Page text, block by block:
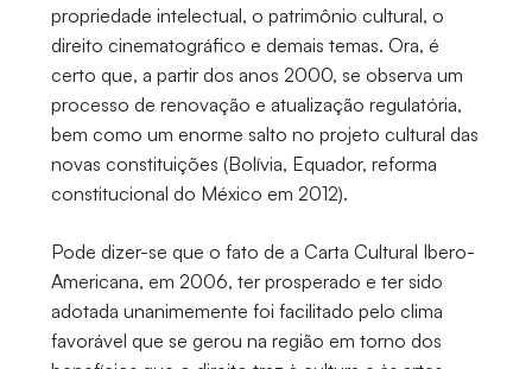
propriedade intelectual, o patrimônio cultural, o
direito cinematográfico e demais temas. Ora, é
certo que, a partir dos anos 2000, se observa um
processo de renovação e atualização regulatória,
bem como um enorme salto no projeto cultural das
novas constituições (Bolívia, Equador, reforma
constitucional do México em 2012).
Pode dizer-se que o fato de a Carta Cultural Ibero-
Americana, em 2006, ter prosperado e ter sido
adotada unanimemente foi facilitado pelo clima
favorável que se gerou na região em torno dos